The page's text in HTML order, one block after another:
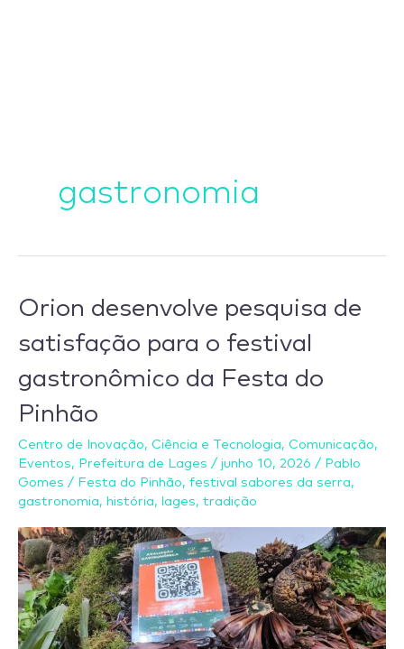
gastronomia
Orion desenvolve pesquisa de
satisfação para o festival
gastronômico da Festa do
Pinhão
Centro de Inovação, Ciência e Tecnologia, Comunicação,
Eventos, Prefeitura de Lages / junho 10, 2026 / Pablo
Gomes / Festa do Pinhão, festival sabores da serra,
gastronomia, história, lages, tradição
Orion
pesquisa
de
para
o
festival
gastronômico
Festa
do
Pinhão